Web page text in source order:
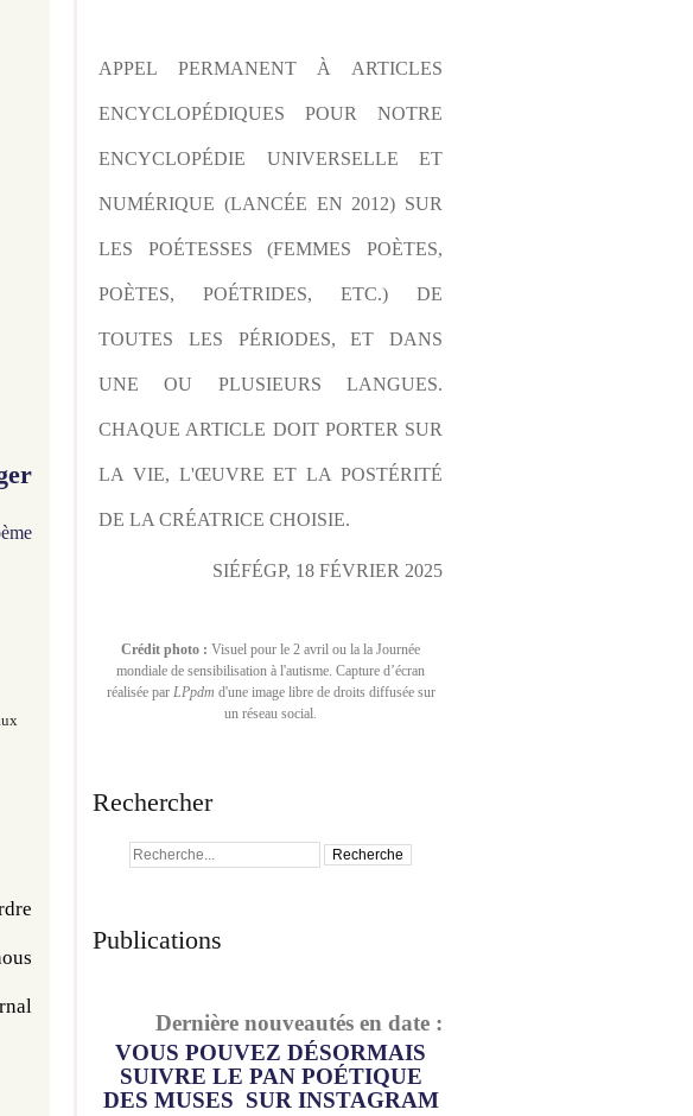
APPEL PERMANENT À ARTICLES
ENCYCLOPÉDIQUES POUR NOTRE
ENCYCLOPÉDIE UNIVERSELLE ET
NUMÉRIQUE (LANCÉE EN 2012) SUR
LES POÉTESSES (FEMMES POÈTES,
POÈTES, POÉTRIDES, ETC.) DE
TOUTES LES PÉRIODES, ET DANS
UNE OU PLUSIEURS LANGUES.
CHAQUE ARTICLE DOIT PORTER SUR
LA VIE, L'ŒUVRE ET LA POSTÉRITÉ
DE LA CRÉATRICE CHOISIE.
SIÉFÉGP, 18 FÉVRIER 2025
Crédit photo : Visuel pour le 2 avril ou la la Journée
mondiale de sensibilisation à l'autisme. Capture d’écran
réalisée par LPpdm d'une image libre de droits diffusée sur
un réseau social.
Rechercher
Publications
Dernière nouveautés en date :
VOUS POUVEZ DÉSORMAIS
SUIVRE LE PAN POÉTIQUE
DES MUSES SUR INSTAGRAM